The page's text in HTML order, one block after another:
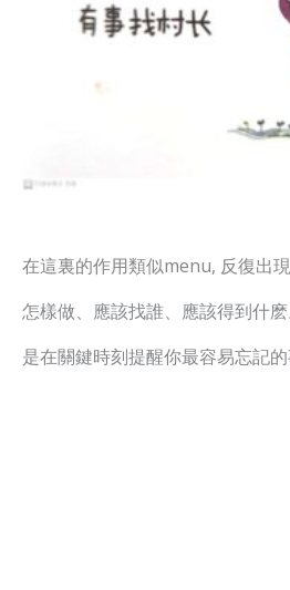
在這裏的作用類似menu, 反復出
怎樣做、應該找誰、應該得到什
是在關鍵時刻提醒你最容易忘記的